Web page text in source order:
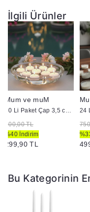
Ek Bilgiler:
Yanan bir mumun
Mumları yanıcı
İlgili Ürünler
Mum ve muM
50 Li Paket Çap 3,5 cm Beyaz Yüzen Mum
500,00 TL
%40 İndirim
299,90 TL
24
Bu Kategorinin